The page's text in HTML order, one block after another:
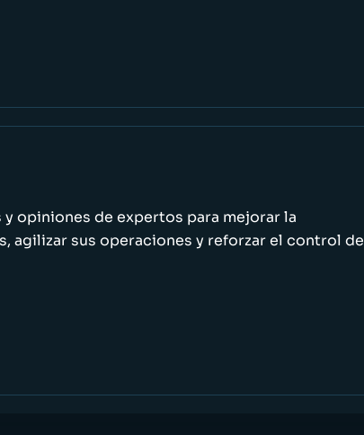
opiniones de expertos para mejorar la
agilizar sus operaciones y reforzar el control de